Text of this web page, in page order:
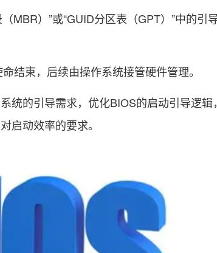
MBR）”或“GUID分区表（GPT）”中的引
结束，后续由操作系统接管硬件管理。
统的引导需求，优化BIOS的启动引导逻辑
启动效率的要求。